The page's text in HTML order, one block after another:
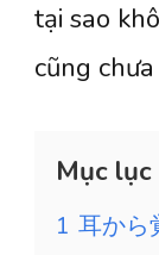
tại sao
cũng
Mục lục
1 耳から